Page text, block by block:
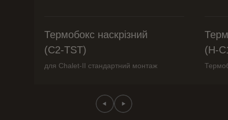
Термобокс наскрізний
(C2-TST)
для Chalet-II стандартний монтаж
(H-